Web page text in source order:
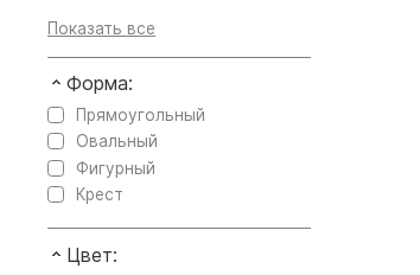
Форма:
Прямоугольный
Овальный
Фигурный
Крест
Цвет: